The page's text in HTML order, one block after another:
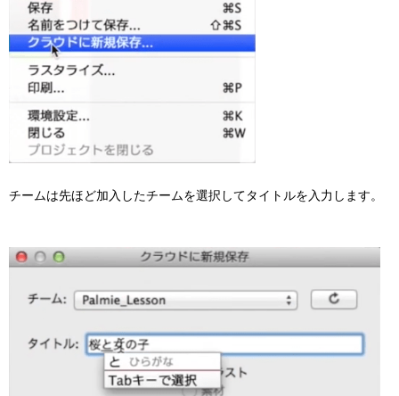
チームは先ほど加入したチームを選択してタイトルを入力します。